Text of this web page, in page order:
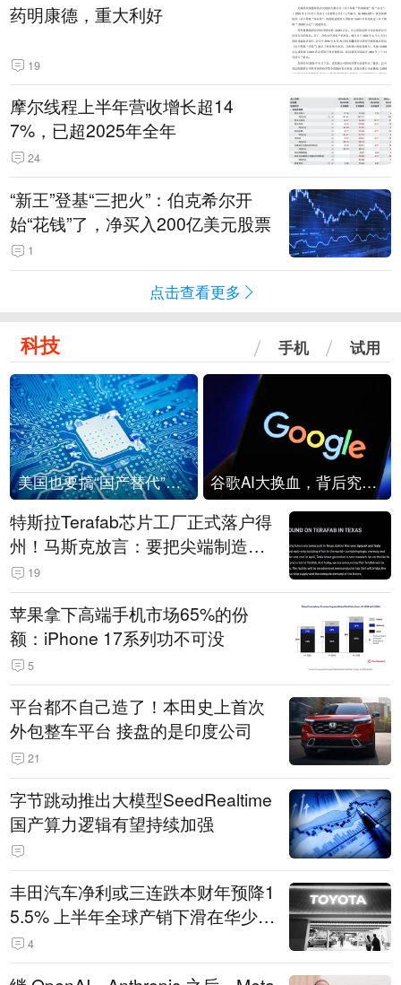
药明康德，重大利好
19
摩尔线程上半年营收增长超14
7%，已超2025年全年
24
“新王”登基“三把火”：伯克希尔开
始“花钱”了，净买入200亿美元股票
1
点击查看更多
科技 手机 试用
美国也要搞“国产替代”？先算清三笔账 谷歌AI大换血，背后究竟发生了什么？
特斯拉Terafab芯片工厂正式落户得
州！马斯克放言：要把尖端制造带
回美国
19
苹果拿下高端手机市场65%的份
额：iPhone 17系列功不可没
5
平台都不自己造了！本田史上首次
外包整车平台 接盘的是印度公司
21
字节跳动推出大模型SeedRealtime
国产算力逻辑有望持续加强
丰田汽车净利或三连跌本财年预降1
5.5% 上半年全球产销下滑在华少卖
14.3万辆
4